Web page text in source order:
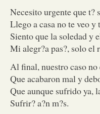
Necesito urgente que t?
Llego a casa no te veo
Siento que la soledad y
Mi alegr?a pas?, solo el
Al final, nuestro caso no
Que acabaron mal y
Que aunque sufrido ya,
Sufrir? a?n m?s.